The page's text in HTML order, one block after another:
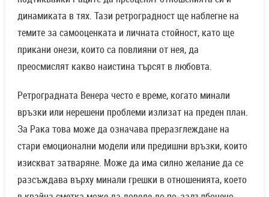
динамиката в тях. Тази ретроградност ще наблегне на
темите за самооценката и личната стойност, като ще
прикани онези, които са повлияни от нея, да
преосмислят какво наистина търсят в любовта.
Ретроградната Венера често е време, когато минали
връзки или нерешени проблеми излизат на преден план.
За Рака това може да означава преразглеждане на
стари емоционални модели или предишни връзки, които
изискват затваряне. Може да има силно желание да се
разсъждава върху минали грешки в отношенията, което